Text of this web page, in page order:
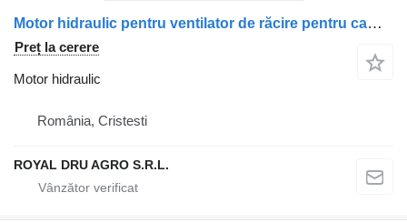
Motor hidraulic pentru ventilator de răcire pentru camion MAN 36066606005 / 81066606067
Preț la cerere
Motor hidraulic
România, Cristesti
ROYAL DRU AGRO S.R.L.